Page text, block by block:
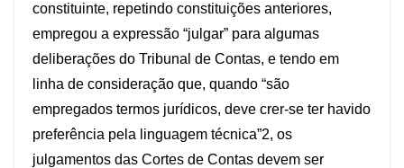
constituinte, repetindo constituições anteriores,
empregou a expressão “julgar” para algumas
deliberações do Tribunal de Contas, e tendo em
linha de consideração que, quando “são
empregados termos jurídicos, deve crer-se ter havido
preferência pela linguagem técnica”2, os
julgamentos das Cortes de Contas devem ser